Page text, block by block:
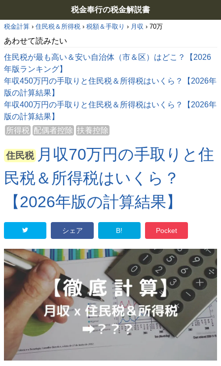
税金奉行の税金解説書
税金計算 › 住民税＆所得税 › 税額＆手取り › 月収 › 70万
あわせて読みたい
住民税が最も高い＆安い自治体（市＆区）はどこ？【2026
年版ランキング】
年収450万円の手取りと住民税＆所得税はいくら？【2026年
版の計算結果】
年収400万円の手取りと住民税＆所得税はいくら？【2026年
版の計算結果】
所得税
配偶者控除 扶養控除
住民税 月収70万円の手取りと住
民税＆所得税はいくら？
【2026年版の計算結果】
シェア B! Pocket